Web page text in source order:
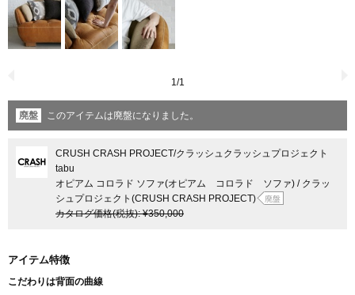
1 /1
廃盤 このアイテムは廃盤になりました。
CRUSH CRASH PROJECT/クラッシュクラッシュプロジェクト
tabu
オピアム コロラド ソファ(オピアム コロラド ソファ) / クラッ
シュプロジェクト(CRUSH CRASH PROJECT)
廃盤
カタログ価格(税抜): ¥350,000
アイテム特徴
こだわりは背面の曲線